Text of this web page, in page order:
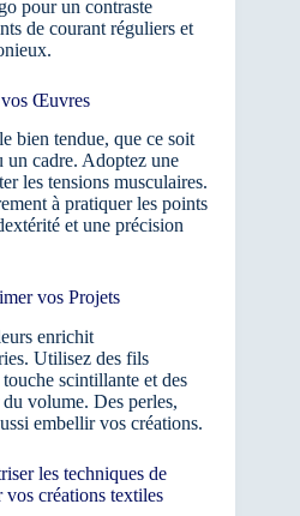
pour un contraste
de courant réguliers et
vos Œuvres
bien tendue, que ce soit
un cadre. Adoptez une
les tensions musculaires.
à pratiquer les points
et une précision
vos Projets
enrichit
Utilisez des fils
scintillante et des
volume. Des perles,
embellir vos créations.
les techniques de
vos créations textiles